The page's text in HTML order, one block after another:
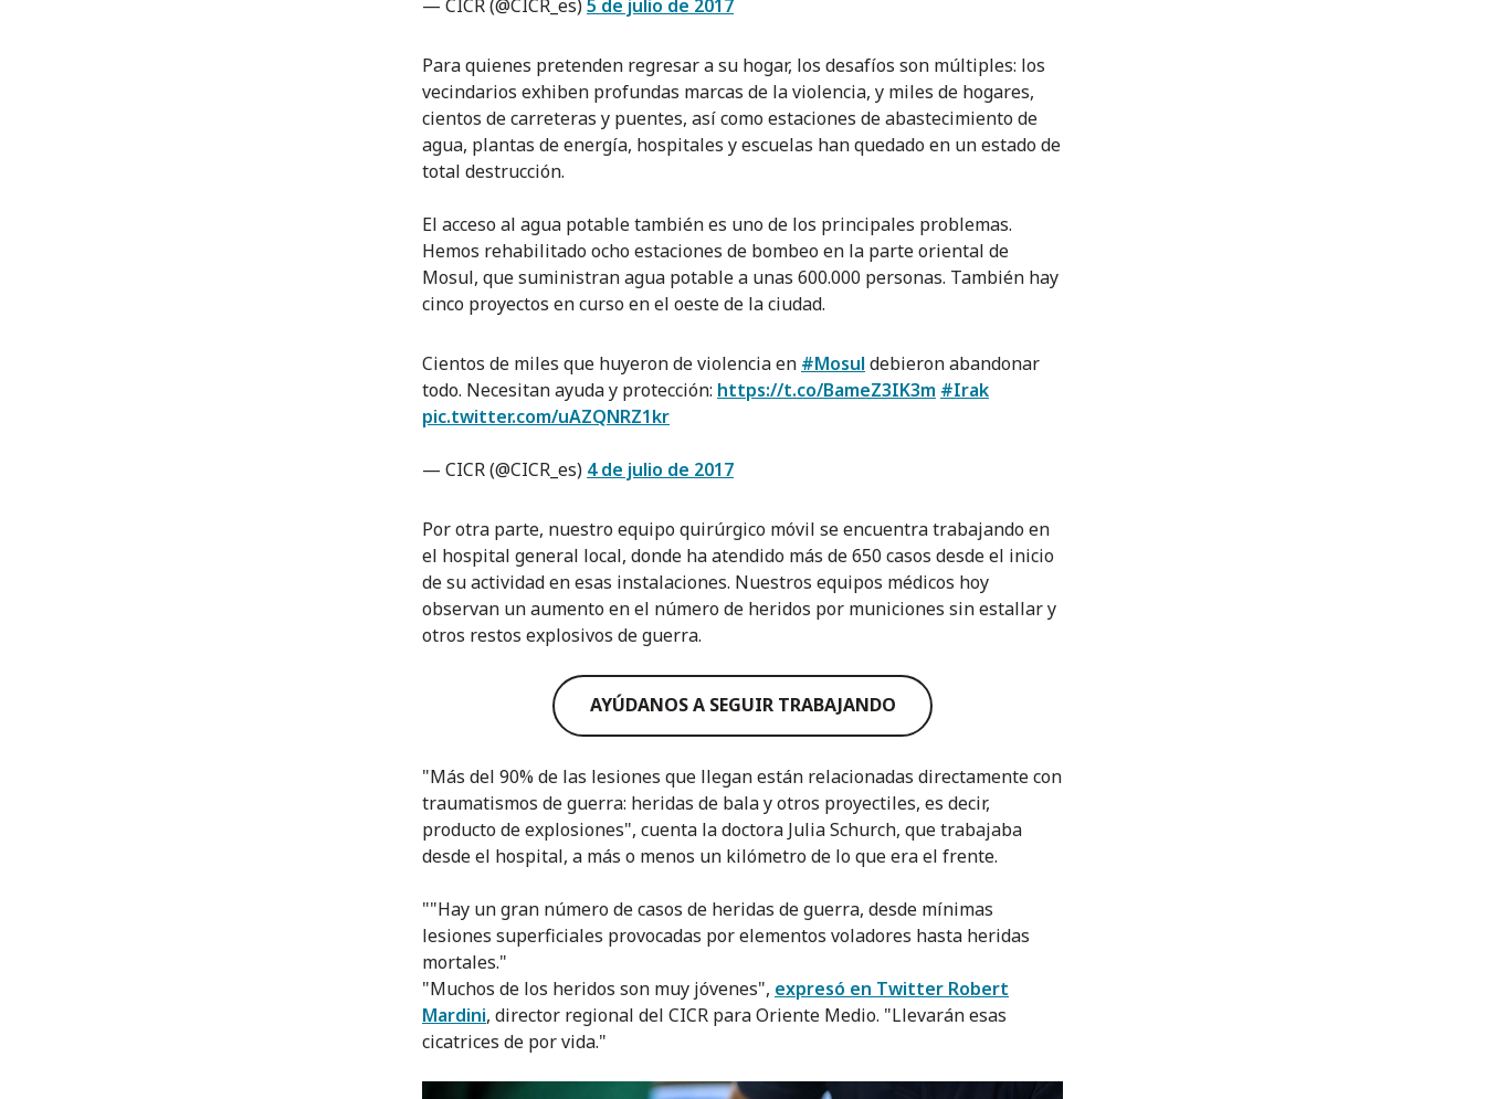
— CICR (@CICR_es)5 de julio de 2017
Para quienes pretenden regresar a su hogar, los desafíos son múltiples: los
vecindarios exhiben profundas marcas de la violencia, y miles de hogares,
cientos de carreteras y puentes, así como estaciones de abastecimiento de
agua, plantas de energía, hospitales y escuelas han quedado en un estado de
total destrucción.
El acceso al agua potable también es uno de los principales problemas.
Hemos rehabilitado ocho estaciones de bombeo en la parte oriental de
Mosul, que suministran agua potable a unas 600.000 personas. También hay
cinco proyectos en curso en el oeste de la ciudad.
Cientos de miles que huyeron de violencia en #Mosul debieron abandonar
todo. Necesitan ayuda y protección: https://t.co/BameZ3IK3m #Irak
pic.twitter.com/uAZQNRZ1kr
— CICR (@CICR_es) 4 de julio de 2017
Por otra parte, nuestro equipo quirúrgico móvil se encuentra trabajando en
el hospital general local, donde ha atendido más de 650 casos desde el inicio
de su actividad en esas instalaciones. Nuestros equipos médicos hoy
observan un aumento en el número de heridos por municiones sin estallar y
otros restos explosivos de guerra.
AYÚDANOS A SEGUIR TRABAJANDO
"Más del 90% de las lesiones que llegan están relacionadas directamente con
traumatismos de guerra: heridas de bala y otros proyectiles, es decir,
producto de explosiones", cuenta la doctora Julia Schurch, que trabajaba
desde el hospital, a más o menos un kilómetro de lo que era el frente.
""Hay un gran número de casos de heridas de guerra, desde mínimas
lesiones superficiales provocadas por elementos voladores hasta heridas
mortales."
"Muchos de los heridos son muy jóvenes", expresó en Twitter Robert
Mardini, director regional del CICR para Oriente Medio. "Llevarán esas
cicatrices de por vida."